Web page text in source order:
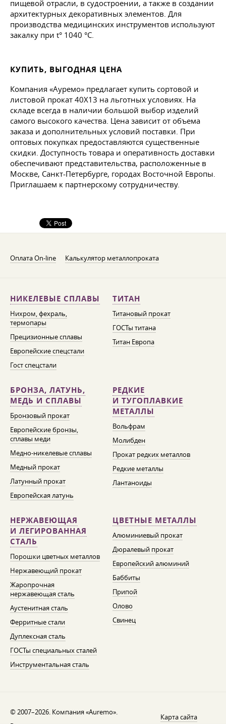
пищевой отрасли, в судостроении, а также в создании
архитектурных декоративных элементов. Для
производства медицинских инструментов используют
закалку при t° 1040 °C.
КУПИТЬ, ВЫГОДНАЯ ЦЕНА
Компания «Ауремо» предлагает купить сортовой и
листовой прокат 40Х13 на льготных условиях. На
складе всегда в наличии большой выбор изделий
самого высокого качества. Цена зависит от объема
заказа и дополнительных условий поставки. При
оптовых покупках предоставляются существенные
скидки. Доступность товара и оперативность доставки
обеспечивают представительства, расположенные в
Москве, Санкт-Петербурге, городах Восточной Европы.
Приглашаем к партнерскому сотрудничеству.
Оплата On-line Калькулятор металлопроката
НИКЕЛЕВЫЕ СПЛАВЫ
Нихром, фехраль,
термопары
Прецизионные сплавы
Европейские спецстали
Гост спецстали
ТИТАН
Титановый прокат
ГОСТы титана
Титан Европа
БРОНЗА, ЛАТУНЬ,
МЕДЬ И СПЛАВЫ
Бронзовый прокат
Европейские бронзы,
сплавы меди
Медно-никелевые сплавы
Медный прокат
Латунный прокат
Европейская латунь
РЕДКИЕ
И ТУГОПЛАВКИЕ
МЕТАЛЛЫ
Вольфрам
Молибден
Прокат редких металлов
Редкие металлы
Лантаноиды
НЕРЖАВЕЮЩАЯ
И ЛЕГИРОВАННАЯ
СТАЛЬ
Порошки цветных металлов
Нержавеющий прокат
Жаропрочная
нержавеющая сталь
Аустенитная сталь
Ферритные стали
Дуплексная сталь
ГОСТы специальных сталей
Инструментальная сталь
ЦВЕТНЫЕ МЕТАЛЛЫ
Алюминиевый прокат
Дюралевый прокат
Европейский алюминий
Баббиты
Припой
Олово
Свинец
© 2007–2026. Компания «Auremo».
Карта сайта